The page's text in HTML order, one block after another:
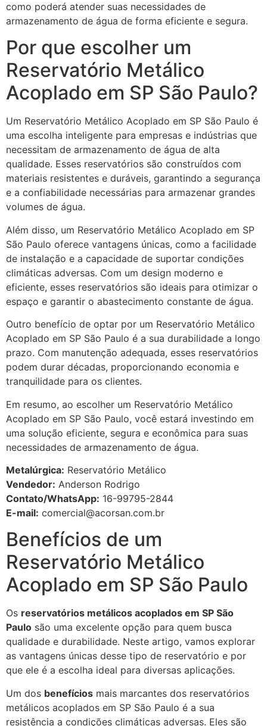
como poderá atender suas necessidades de
armazenamento de água de forma eficiente e segura.
Por que escolher um
Reservatório Metálico
Acoplado em SP São Paulo?
Um Reservatório Metálico Acoplado em SP São Paulo é
uma escolha inteligente para empresas e indústrias que
necessitam de armazenamento de água de alta
qualidade. Esses reservatórios são construídos com
materiais resistentes e duráveis, garantindo a segurança
e a confiabilidade necessárias para armazenar grandes
volumes de água.
Além disso, um Reservatório Metálico Acoplado em SP
São Paulo oferece vantagens únicas, como a facilidade
de instalação e a capacidade de suportar condições
climáticas adversas. Com um design moderno e
eficiente, esses reservatórios são ideais para otimizar o
espaço e garantir o abastecimento constante de água.
Outro benefício de optar por um Reservatório Metálico
Acoplado em SP São Paulo é a sua durabilidade a longo
prazo. Com manutenção adequada, esses reservatórios
podem durar décadas, proporcionando economia e
tranquilidade para os clientes.
Em resumo, ao escolher um Reservatório Metálico
Acoplado em SP São Paulo, você estará investindo em
uma solução eficiente, segura e econômica para suas
necessidades de armazenamento de água.
Metalúrgica: Reservatório Metálico
Vendedor: Anderson Rodrigo
Contato/WhatsApp: 16-99795-2844
E-mail: comercial@acorsan.com.br
Benefícios de um
Reservatório Metálico
Acoplado em SP São Paulo
Os reservatórios metálicos acoplados em SP São
Paulo são uma excelente opção para quem busca
qualidade e durabilidade. Neste artigo, vamos explorar
as vantagens únicas desse tipo de reservatório e por
que ele é a escolha ideal para diversas aplicações.
Um dos benefícios mais marcantes dos reservatórios
metálicos acoplados em SP São Paulo é a sua
resistência a condições climáticas adversas. Eles são